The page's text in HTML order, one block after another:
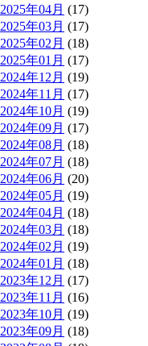
2025年04月 (17)
2025年03月 (17)
2025年02月 (18)
2025年01月 (17)
2024年12月 (19)
2024年11月 (17)
2024年10月 (19)
2024年09月 (17)
2024年08月 (18)
2024年07月 (18)
2024年06月 (20)
2024年05月 (19)
2024年04月 (18)
2024年03月 (18)
2024年02月 (19)
2024年01月 (18)
2023年12月 (17)
2023年11月 (16)
2023年10月 (19)
2023年09月 (18)